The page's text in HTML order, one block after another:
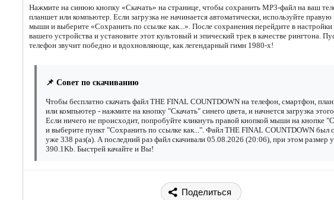
Нажмите на синюю кнопку «Скачать» на странице, чтобы сохранить MP3-файл на ваш
планшет или компьютер. Если загрузка не начинается автоматически, используйте правую
мыши и выберите «Сохранить по ссылке как...». После сохранения перейдите в настройки
вашего устройства и установите этот культовый и эпический трек в качестве рингтона.
телефон звучит победно и вдохновляюще, как легендарный гимн 1980-х!
📌 Совет по скачиванию
Чтобы бесплатно скачать файл THE FINAL COUNTDOWN на телефон, смартфон,
или компьютер - нажмите на кнопку "Скачать" синего цвета, и начнется загрузка
Если ничего не происходит, попробуйте кликнуть правой кнопкой мыши на кнопке
и выберите пункт "Сохранить по ссылке как...". Файл THE FINAL COUNTDOWN был
уже 338 раз(а). А последний раз файл скачивали 05.08.2026 (20:06), при этом размер
390.1Kb. Быстрей качайте и Вы!
Поделиться